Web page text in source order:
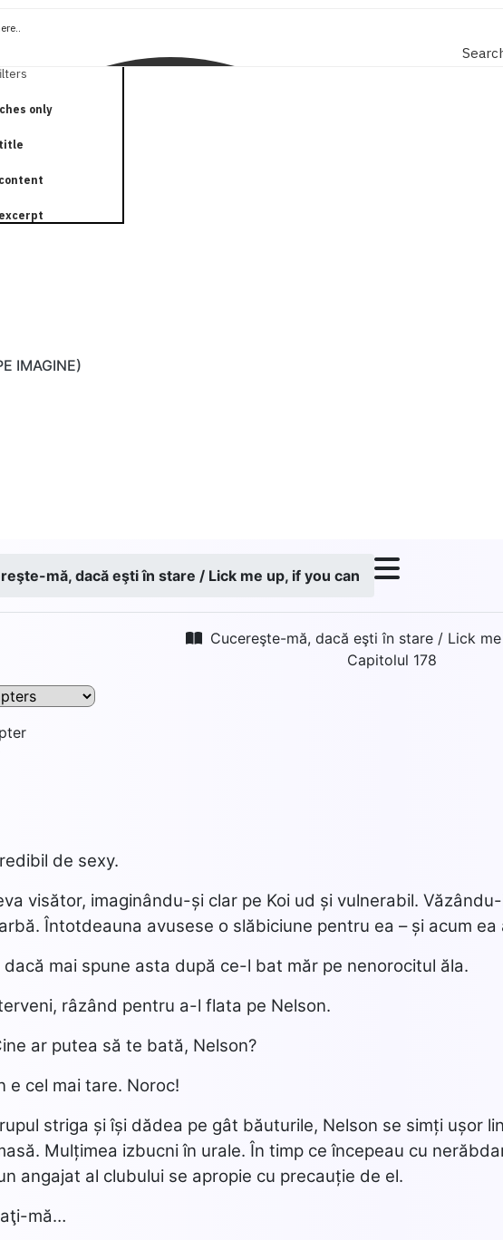
only
IMAGINE)
mă, dacă eşti în stare / Lick me up, if you can
Cucereşte-mă, dacă eşti în stare / Lick
Capitolul 178
de sexy.
visător, imaginându-și clar pe Koi ud și vulnerabil.
Întotdeauna avusese o slăbiciune pentru ea – și acum
dacă mai spune asta după ce-l bat măr pe nenorocitul ăla.
râzând pentru a-l flata pe Nelson.
ar putea să te bată, Nelson?
e cel mai tare. Noroc!
striga și își dădea pe gât băuturile, Nelson se simți ușor
Mulțimea izbucni în urale. În timp ce începeau cu
angajat al clubului se apropie cu precauție de el.
mă…